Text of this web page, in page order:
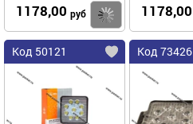
1178,00 руб Купить
1178,00
Код 50121 Код 73426